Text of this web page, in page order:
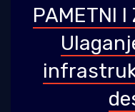
PAMETNI I